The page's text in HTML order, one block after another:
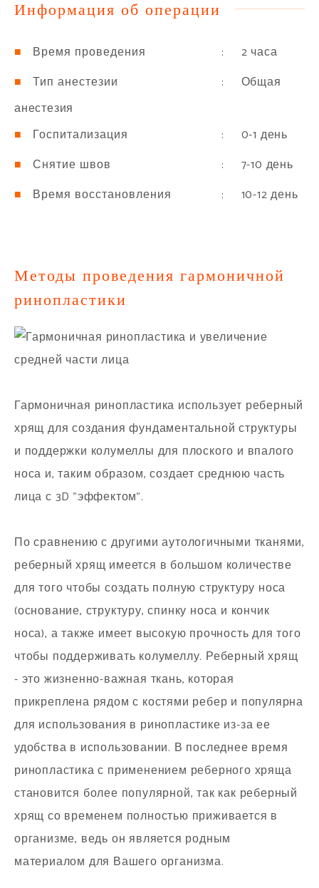
Информация об операции
Время проведения
: 2 часа
Тип анестезии
: Общая
анестезия
Госпитализация
: 0-1 день
Снятие швов
: 7-10 день
Время восстановления
: 10-12 день
Методы проведения гармоничной
ринопластики
Гармоничная ринопластика использует реберный
хрящ для создания фундаментальной структуры
и поддержки колумеллы для плоского и впалого
носа и, таким образом, создает среднюю часть
лица с 3D "эффектом".
По сравнению с другими аутологичными тканями,
реберный хрящ имеется в большом количестве
для того чтобы создать полную структуру носа
(основание, структуру, спинку носа и кончик
носа), а также имеет высокую прочность для того
чтобы поддерживать колумеллу. Реберный хрящ
- это жизненно-важная ткань, которая
прикреплена рядом с костями ребер и популярна
для использования в ринопластике из-за ее
удобства в использовании. В последнее время
ринопластика с применением реберного хряща
становится более популярной, так как реберный
хрящ со временем полностью приживается в
организме, ведь он является родным
материалом для Вашего организма.